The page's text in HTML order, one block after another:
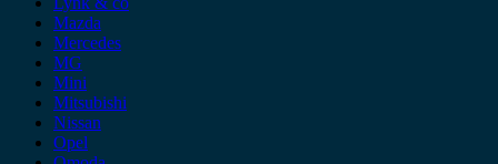
Mazda
Mercedes
MG
Mini
Mitsubishi
Nissan
Opel